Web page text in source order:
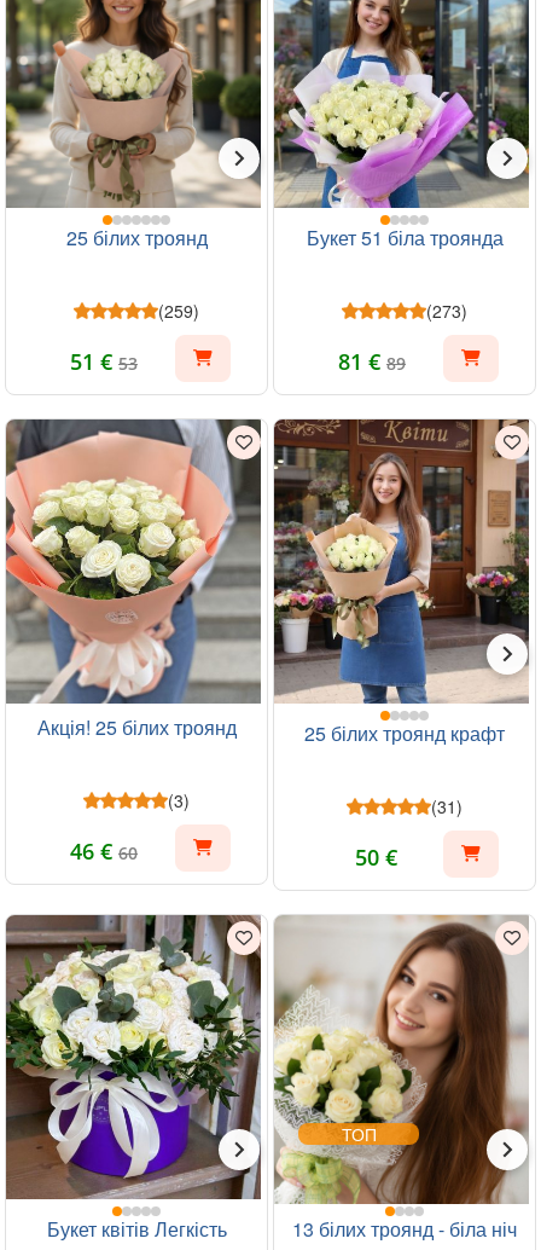
25 білих троянд
(259)
51 € 53
Букет 51 біла троянда
(273)
81 € 89
Акція! 25 білих троянд
(3)
46 € 60
25 білих троянд крафт
(31)
50 €
Букет квітів Легкість
ТОП
13 білих троянд - біла ніч